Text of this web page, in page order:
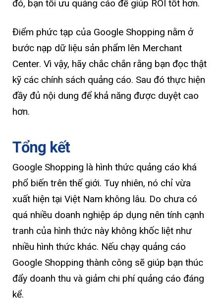
đó, bạn tối ưu quảng cáo để giúp ROI tốt hơn.
Điểm phức tạp của Google Shopping nằm ở
bước nạp dữ liệu sản phẩm lên Merchant
Center. Vì vậy, hãy chắc chắn rằng bạn đọc thật
kỹ các chính sách quảng cáo. Sau đó thực hiện
đầy đủ nội dung để khả năng được duyệt cao
hơn.
Tổng kết
Google Shopping là hình thức quảng cáo khá
phổ biến trên thế giới. Tuy nhiên, nó chỉ vừa
xuất hiện tại Việt Nam không lâu. Do chưa có
quá nhiều doanh nghiệp áp dụng nên tính cạnh
tranh của hình thức này không khốc liệt như
nhiều hình thức khác. Nếu chạy quảng cáo
Google Shopping thành công sẽ giúp bạn thúc
đẩy doanh thu và giảm chi phí quảng cáo đáng
kể.